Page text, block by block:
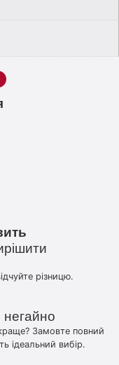
різницю.
Замовте повний
ідеальний вибір.